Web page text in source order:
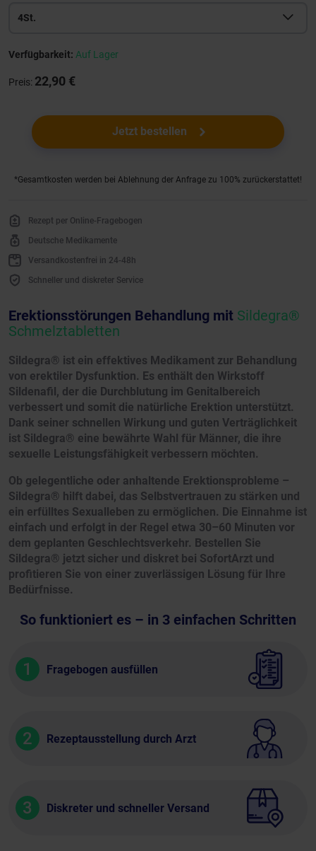
4St.
Verfügbarkeit: Auf Lager
Preis: 22,90 €
Jetzt bestellen
*Gesamtkosten werden bei Ablehnung der Anfrage zu 100% zurückerstattet!
Rezept per Online-Fragebogen
Deutsche Medikamente
Versandkostenfrei in 24-48h
Schneller und diskreter Service
Erektionsstörungen Behandlung mit Sildegra®
Schmelztabletten
Sildegra® ist ein effektives Medikament zur Behandlung
von erektiler Dysfunktion. Es enthält den Wirkstoff
Sildenafil, der die Durchblutung im Genitalbereich
verbessert und somit die natürliche Erektion unterstützt.
Dank seiner schnellen Wirkung und guten Verträglichkeit
ist Sildegra® eine bewährte Wahl für Männer, die ihre
sexuelle Leistungsfähigkeit verbessern möchten.
Ob gelegentliche oder anhaltende Erektionsprobleme –
Sildegra® hilft dabei, das Selbstvertrauen zu stärken und
ein erfülltes Sexualleben zu ermöglichen. Die Einnahme ist
einfach und erfolgt in der Regel etwa 30–60 Minuten vor
dem geplanten Geschlechtsverkehr. Bestellen Sie
Sildegra® jetzt sicher und diskret bei SofortArzt und
profitieren Sie von einer zuverlässigen Lösung für Ihre
Bedürfnisse.
So funktioniert es – in 3 einfachen Schritten
1 Fragebogen ausfüllen
2 Rezeptausstellung durch Arzt
3 Diskreter und schneller Versand